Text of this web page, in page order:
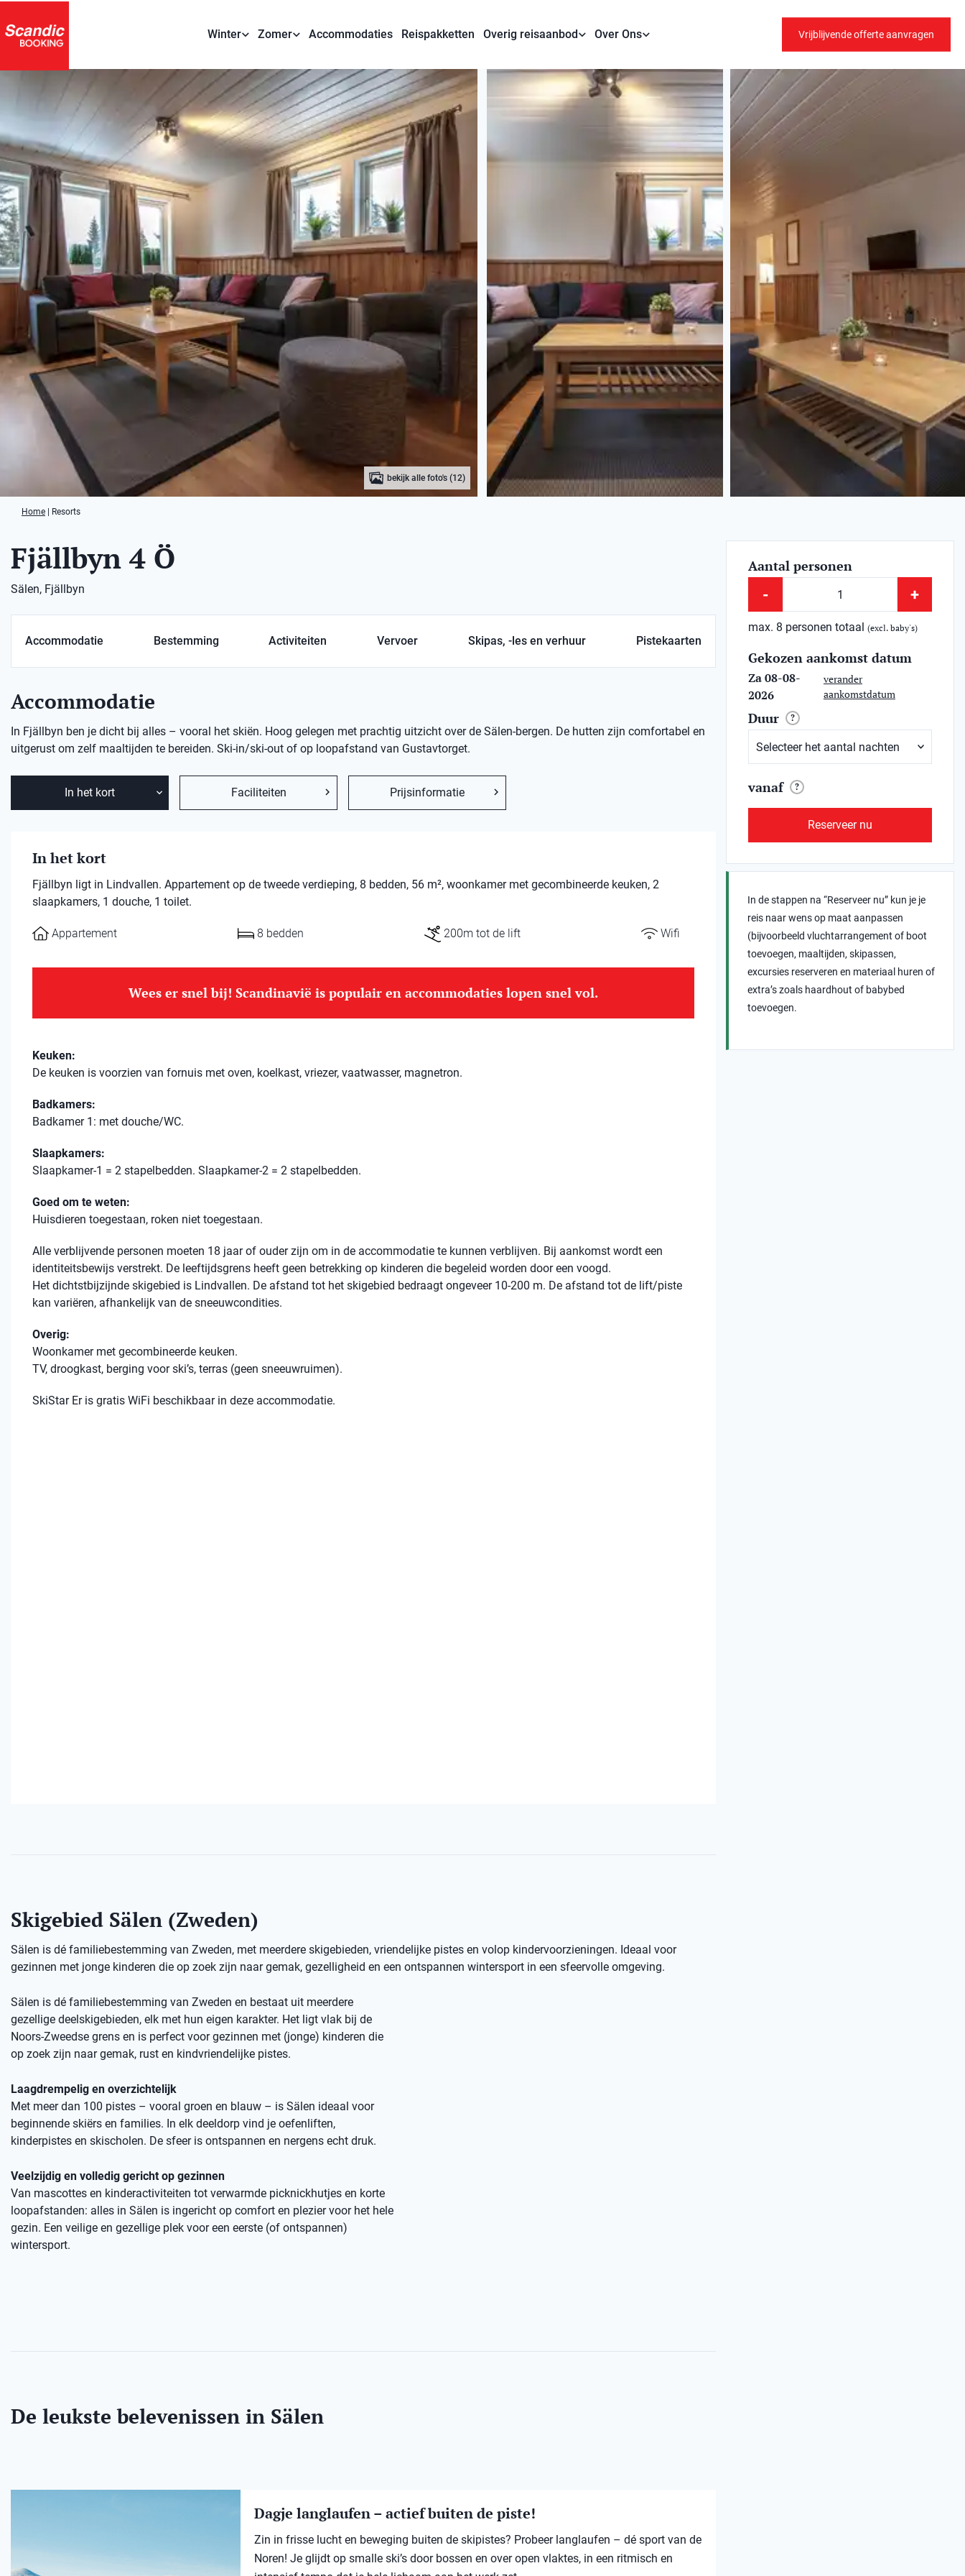
Winter Zomer Accommodaties Reispakketten Overig reisaanbod Over Ons Vrijblijvende offerte aanvragen
bekijk alle foto's (12)
Home Resorts
Fjällbyn 4 Ö
Sälen, Fjällbyn
Accommodatie Bestemming Activiteiten Vervoer Skipas, -les en verhuur Pistekaarten
Accommodatie
In Fjällbyn ben je dicht bij alles – vooral het skiën. Hoog gelegen met prachtig uitzicht over de Sälen-bergen. De hutten zijn comfortabel en
uitgerust om zelf maaltijden te bereiden. Ski-in/ski-out of op loopafstand van Gustavtorget.
In het kort Faciliteiten Prijsinformatie
In het kort
Fjällbyn ligt in Lindvallen. Appartement op de tweede verdieping, 8 bedden, 56 m², woonkamer met gecombineerde keuken, 2
slaapkamers, 1 douche, 1 toilet.
Appartement 8 bedden 200m tot de lift Wifi
Wees er snel bij! Scandinavië is populair en accommodaties lopen snel vol.
Keuken:
De keuken is voorzien van fornuis met oven, koelkast, vriezer, vaatwasser, magnetron.
Badkamers:
Badkamer 1: met douche/WC.
Slaapkamers:
Slaapkamer-1 = 2 stapelbedden. Slaapkamer-2 = 2 stapelbedden.
Goed om te weten:
Huisdieren toegestaan, roken niet toegestaan.
Alle verblijvende personen moeten 18 jaar of ouder zijn om in de accommodatie te kunnen verblijven. Bij aankomst wordt een
identiteitsbewijs verstrekt. De leeftijdsgrens heeft geen betrekking op kinderen die begeleid worden door een voogd.
Het dichtstbijzijnde skigebied is Lindvallen. De afstand tot het skigebied bedraagt ​​ongeveer 10-200 m. De afstand tot de lift/piste
kan variëren, afhankelijk van de sneeuwcondities.
Overig:
Woonkamer met gecombineerde keuken.
TV, droogkast, berging voor ski’s, terras (geen sneeuwruimen).
SkiStar Er is gratis WiFi beschikbaar in deze accommodatie.
Skigebied Sälen (Zweden)
Sälen is dé familiebestemming van Zweden, met meerdere skigebieden, vriendelijke pistes en volop kindervoorzieningen. Ideaal voor
gezinnen met jonge kinderen die op zoek zijn naar gemak, gezelligheid en een ontspannen wintersport in een sfeervolle omgeving.
Sälen is dé familiebestemming van Zweden en bestaat uit meerdere
gezellige deelskigebieden, elk met hun eigen karakter. Het ligt vlak bij de
Noors-Zweedse grens en is perfect voor gezinnen met (jonge) kinderen die
op zoek zijn naar gemak, rust en kindvriendelijke pistes.
Laagdrempelig en overzichtelijk
Met meer dan 100 pistes – vooral groen en blauw – is Sälen ideaal voor
beginnende skiërs en families. In elk deeldorp vind je oefenliften,
kinderpistes en skischolen. De sfeer is ontspannen en nergens echt druk.
Veelzijdig en volledig gericht op gezinnen
Van mascottes en kinderactiviteiten tot verwarmde picknickhutjes en korte
loopafstanden: alles in Sälen is ingericht op comfort en plezier voor het hele
gezin. Een veilige en gezellige plek voor een eerste (of ontspannen)
wintersport.
De leukste belevenissen in Sälen
Dagje langlaufen – actief buiten de piste!
Zin in frisse lucht en beweging buiten de skipistes? Probeer langlaufen – dé sport van de
Noren! Je glijdt op smalle ski’s door bossen en over open vlaktes, in een ritmisch en
Aantal personen
- +
max. 8 personen totaal(excl. baby's)
Gekozen aankomst datum
Za 08-08-
2026
verander
aankomstdatum
Duur ?
vanaf ?
Reserveer nu
In de stappen na “Reserveer nu” kun je je
reis naar wens op maat aanpassen
(bijvoorbeeld vluchtarrangement of boot
toevoegen, maaltijden, skipassen,
excursies reserveren en materiaal huren of
extra’s zoals haardhout of babybed
toevoegen.